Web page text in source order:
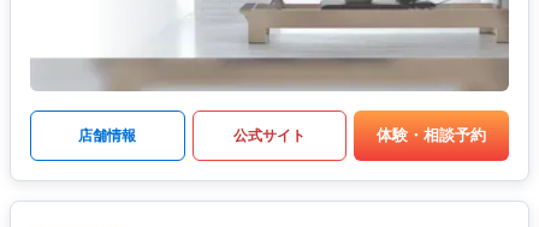
店舗情報 公式サイト 体験・相談予約